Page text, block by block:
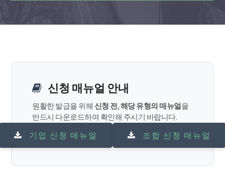
신청 매뉴얼 안내
원활한 발급을 위해 신청 전, 해당 유형의 매뉴얼을
반드시 다운로드하여 확인해 주시기 바랍니다.
기업 신청 매뉴얼 조합 신청 매뉴얼